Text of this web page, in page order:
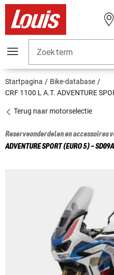
Zoekterm
Startpagina
Bike-database
CRF 1100 L A.T. ADVENTURE
Terug naar motorselectie
Reserveonderdelen en accessoires
ADVENTURE SPORT (EURO 5) - SD09A